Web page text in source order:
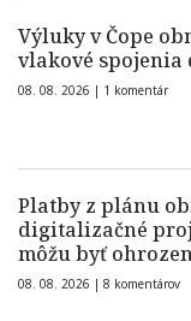
Výluky v Čope
vlakové spojenia
08. 08. 2026 | 1 komentár
Platby z plánu
digitalizačné
môžu byť
08. 08. 2026 | 8 komentárov